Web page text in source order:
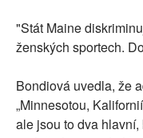
"Stát Maine
ženských sportech.
Bondiová uvedla, že
„Minnesotou,
ale jsou to dva